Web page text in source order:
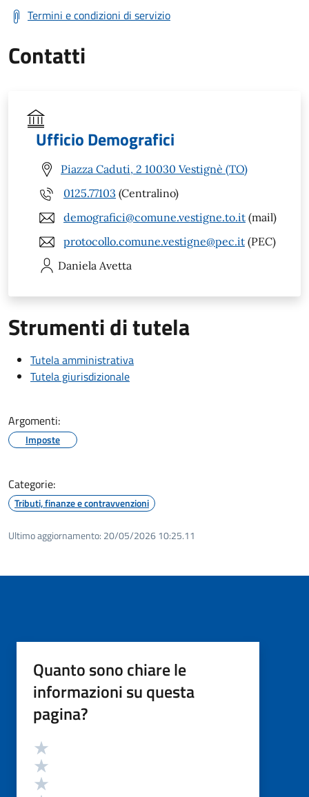
Termini e condizioni di servizio
Contatti
Ufficio Demografici
Piazza Caduti, 2 10030 Vestignè (TO)
0125.77103 (Centralino)
demografici@comune.vestigne.to.it (mail)
protocollo.comune.vestigne@pec.it (PEC)
Daniela Avetta
Strumenti di tutela
Tutela amministrativa
Tutela giurisdizionale
Argomenti:
Imposte
Categorie:
Tributi, finanze e contravvenzioni
Ultimo aggiornamento: 20/05/2026 10:25.11
Quanto sono chiare le
informazioni su questa
pagina?
Valutazione